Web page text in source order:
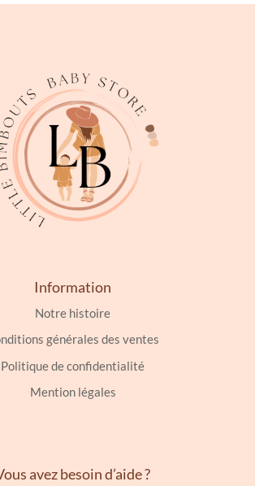
être
choisies
sur
la
page
du
produit
Information
Notre histoire
générales des ventes
Politique de confidentialité
Mention légales
avez besoin d’aide ?